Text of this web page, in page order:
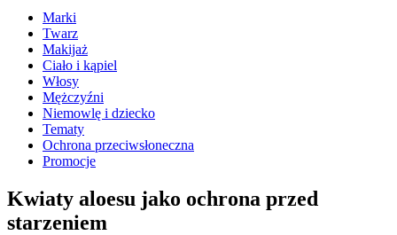
Marki
Twarz
Makijaż
Ciało i kąpiel
Włosy
Mężczyźni
Niemowlę i dziecko
Tematy
Ochrona przeciwsłoneczna
Promocje
Kwiaty aloesu jako ochrona przed
starzeniem